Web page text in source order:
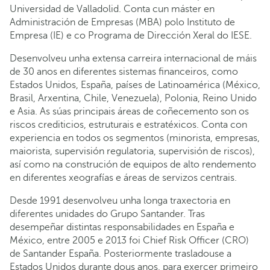
Universidad de Valladolid. Conta cun máster en
Administración de Empresas (MBA) polo Instituto de
Empresa (IE) e co Programa de Dirección Xeral do IESE.
Desenvolveu unha extensa carreira internacional de máis
de 30 anos en diferentes sistemas financeiros, como
Estados Unidos, España, países de Latinoamérica (México,
Brasil, Arxentina, Chile, Venezuela), Polonia, Reino Unido
e Asia. As súas principais áreas de coñecemento son os
riscos crediticios, estruturais e estratéxicos. Conta con
experiencia en todos os segmentos (minorista, empresas,
maiorista, supervisión regulatoria, supervisión de riscos),
así como na construción de equipos de alto rendemento
en diferentes xeografías e áreas de servizos centrais.
Desde 1991 desenvolveu unha longa traxectoria en
diferentes unidades do Grupo Santander. Tras
desempeñar distintas responsabilidades en España e
México, entre 2005 e 2013 foi Chief Risk Officer (CRO)
de Santander España. Posteriormente trasladouse a
Estados Unidos durante dous anos, para exercer primeiro